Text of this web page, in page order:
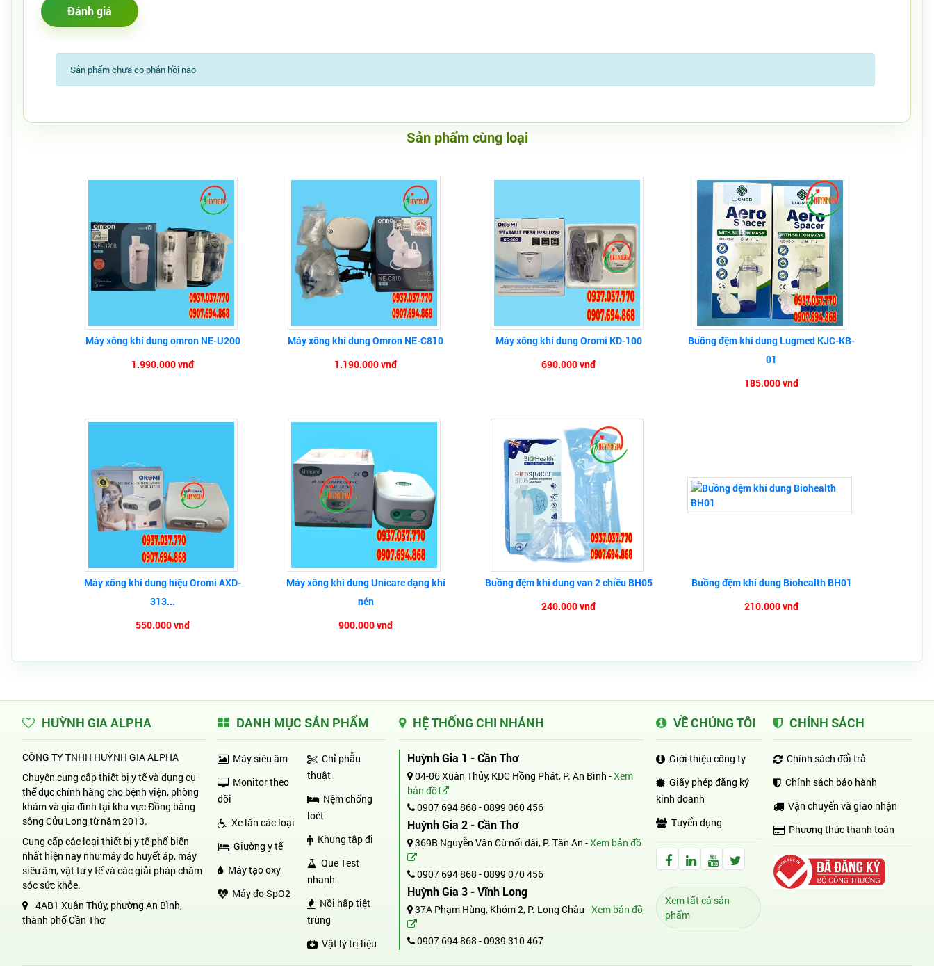
Sản phẩm chưa có phản hồi nào
Sản phẩm cùng loại
Máy xông khí dung omron NE-U200
1.990.000 vnđ
Máy xông khí dung Omron NE-C810
1.190.000 vnđ
Máy xông khí dung Oromi KD-100
690.000 vnđ
Buồng đệm khí dung Lugmed KJC-KB-
01
185.000 vnđ
Máy xông khí dung hiệu Oromi AXD-
313...
550.000 vnđ
Máy xông khí dung Unicare dạng khí
nén
900.000 vnđ
Buồng đệm khí dung van 2 chiều BH05
240.000 vnđ
Buồng đệm khí dung Biohealth BH01
210.000 vnđ
HUỲNH GIA ALPHA
CÔNG TY TNHH HUỲNH GIA ALPHA
Chuyên cung cấp thiết bị y tế và dụng cụ
thể dục chính hãng cho bệnh viện, phòng
khám và gia đình tại khu vực Đồng bằng
sông Cửu Long từ năm 2013.
Cung cấp các loại thiết bị y tế phổ biến
nhất hiện nay như máy đo huyết áp, máy
siêu âm, vật tư y tế và các giải pháp chăm
sóc sức khỏe.
4AB1 Xuân Thủy, phường An Bình,
thành phố Cần Thơ
DANH MỤC SẢN PHẨM
Máy siêu âm
Monitor theo
dõi
Xe lăn các loại
Giường y tế
Máy tạo oxy
Máy đo SpO2
Chỉ phẫu
thuật
Nệm chống
loét
Khung tập đi
Que Test
nhanh
Nồi hấp tiệt
trùng
Vật lý trị liệu
HỆ THỐNG CHI NHÁNH
Huỳnh Gia 1 - Cần Thơ
04-06 Xuân Thủy, KDC Hồng Phát, P. An Bình -Xem
bản đồ
0907 694 868 -0899 060 456
Huỳnh Gia 2 - Cần Thơ
369B Nguyễn Văn Cừ nối dài, P. Tân An -Xem bản đồ
0907 694 868 -0899 070 456
Huỳnh Gia 3 - Vĩnh Long
37A Phạm Hùng, Khóm 2, P. Long Châu -Xem bản đồ
0907 694 868 -0939 310 467
VỀ CHÚNG TÔI
Giới thiệu công ty
Giấy phép đăng ký
kinh doanh
Tuyển dụng
Facebook Huỳnh Gia Alpha
LinkedIn Huỳnh Gia Alpha
YouTube Huỳnh Gia Alpha
Twitter Huỳnh Gia Alpha
Xem tất cả sản
phẩm
CHÍNH SÁCH
Chính sách đổi trả
Chính sách bảo hành
Vận chuyển và giao nhận
Phương thức thanh toán